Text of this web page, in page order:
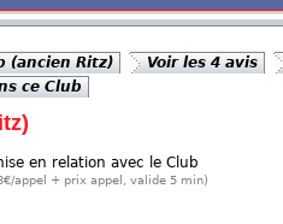
(ancien Ritz)
Voir les 4 avis
ce Club
en relation avec le Club
appel + prix appel, valide 5 min)